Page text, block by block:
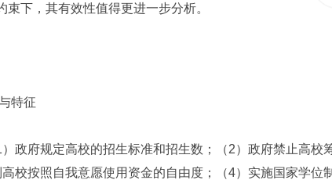
下，其有效性值得更进一步分析。
特征
政府规定高校的招生标准和招生数；（2）政府禁止高校
校按照自我意愿使用资金的自由度；（4）实施国家学位